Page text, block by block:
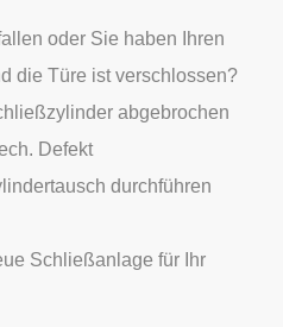
oder Sie haben Ihren
die Türe ist verschlossen?
abgebrochen
Defekt
durchführen
Schließanlage für Ihr